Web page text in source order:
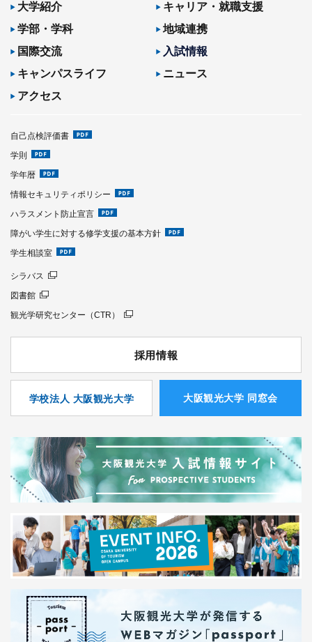
大学紹介
キャリア・就職支援
学部・学科
地域連携
国際交流
入試情報
キャンパスライフ
ニュース
アクセス
自己点検評価書
学則
学年暦
情報セキュリティポリシー
ハラスメント防止宣言
障がい学生に対する修学支援の基本方針
学生相談室
シラバス
図書館
観光学研究センター（CTR）
採用情報
学校法人 大阪観光大学 ⼤阪観光⼤学 同窓会